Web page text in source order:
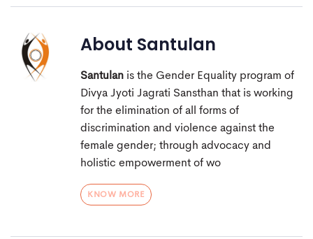
About Santulan
Santulan is the Gender Equality program of
Divya Jyoti Jagrati Sansthan that is working
for the elimination of all forms of
discrimination and violence against the
female gender; through advocacy and
holistic empowerment of wo
KNOW MORE